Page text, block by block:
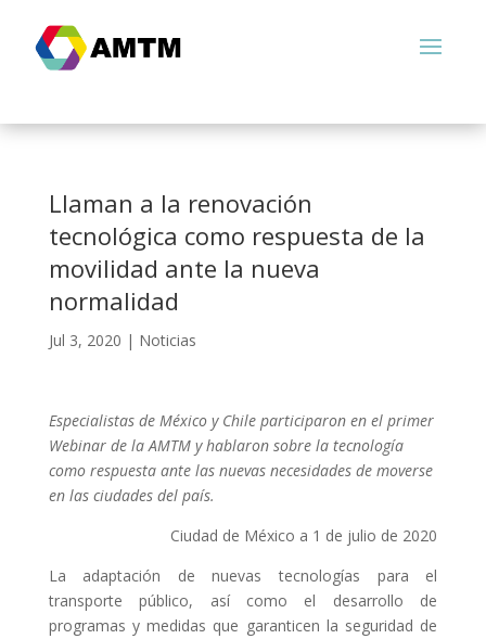
Llaman a la renovación
tecnológica como respuesta de la
movilidad ante la nueva
normalidad
Jul 3, 2020 | Noticias
Especialistas de México y Chile participaron en el primer
Webinar de la AMTM y hablaron sobre la tecnología
como respuesta ante las nuevas necesidades de moverse
en las ciudades del país.
Ciudad de México a 1 de julio de 2020
La adaptación de nuevas tecnologías para el
transporte público, así como el desarrollo de
programas y medidas que garanticen la seguridad de